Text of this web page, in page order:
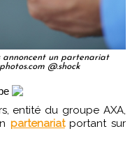
annoncent un partenariat
@.shock
entité du groupe AXA,
partenariatportant sur